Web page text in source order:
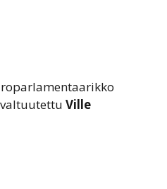
Ville